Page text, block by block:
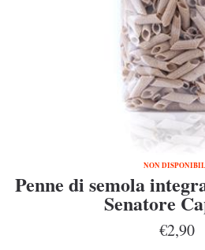
NON
Penne di semola
Senatore
€2,90